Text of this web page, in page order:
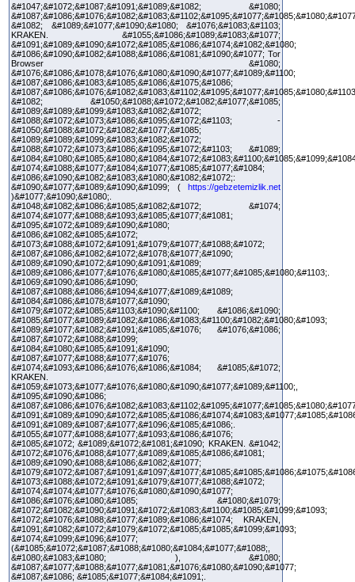
&#1047;&#1072;&#1087;&#1091;&#1089;&#1082; &#1080;
&#1082; &#1089;&#1077;&#1090;&#1080; &#1076;&#1083;&#1103;
KRAKEN. &#1055;&#1086;&#1089;&#1083;&#1077;
&#1091;&#1089;&#1090;&#1072;&#1085;&#1086;&#1074;&#1082;&#1080;
&#1086;&#1090;&#1082;&#1088;&#1086;&#1081;&#1090;&#1077; Tor
Browser &#1080;
&#1076;&#1086;&#1078;&#1076;&#1080;&#1090;&#1077;&#1089;&#1100;
&#1087;&#1086;&#1083;&#1085;&#1086;&#1075;&#1086;
&#1082; &#1050;&#1088;&#1072;&#1082;&#1077;&#1085;
&#1089;&#1089;&#1099;&#1083;&#1082;&#1072;
&#1088;&#1072;&#1073;&#1086;&#1095;&#1072;&#1103; -
&#1050;&#1088;&#1072;&#1082;&#1077;&#1085;
&#1089;&#1089;&#1099;&#1083;&#1082;&#1072;
&#1088;&#1072;&#1073;&#1086;&#1095;&#1072;&#1103; &#1089;
&#1074;&#1088;&#1077;&#1084;&#1077;&#1085;&#1077;&#1084;
&#1086;&#1090;&#1082;&#1083;&#1080;&#1082;&#1072;:
&#1090;&#1077;&#1089;&#1090;&#1099; ( https://gebzetemizlik.net
)&#1077;&#1090;&#1080;.
&#1048;&#1082;&#1086;&#1085;&#1082;&#1072; &#1074;
&#1074;&#1077;&#1088;&#1093;&#1085;&#1077;&#1081;
&#1095;&#1072;&#1089;&#1090;&#1080;
&#1086;&#1082;&#1085;&#1072;
&#1073;&#1088;&#1072;&#1091;&#1079;&#1077;&#1088;&#1072;
&#1087;&#1086;&#1082;&#1072;&#1078;&#1077;&#1090;
&#1089;&#1090;&#1072;&#1090;&#1091;&#1089;
&#1089;&#1086;&#1077;&#1076;&#1080;&#1085;&#1077;&#1085;&#1080;&#1103;.
&#1069;&#1090;&#1086;&#1090;
&#1087;&#1088;&#1086;&#1094;&#1077;&#1089;&#1089;
&#1084;&#1086;&#1078;&#1077;&#1090;
&#1079;&#1072;&#1085;&#1103;&#1090;&#1100; &#1086;&#1090;
&#1085;&#1077;&#1089;&#1082;&#1086;&#1083;&#1100;&#1082;&#1080;&#1093;
&#1089;&#1077;&#1082;&#1091;&#1085;&#1076; &#1076;&#1086;
&#1087;&#1072;&#1088;&#1099;
&#1084;&#1080;&#1085;&#1091;&#1090;
&#1087;&#1077;&#1088;&#1077;&#1076;
&#1074;&#1093;&#1086;&#1076;&#1086;&#1084; &#1085;&#1072;
KRAKEN.
&#1059;&#1073;&#1077;&#1076;&#1080;&#1090;&#1077;&#1089;&#1100;,
&#1095;&#1090;&#1086;
&#1091;&#1089;&#1087;&#1077;&#1096;&#1085;&#1086;.
&#1055;&#1077;&#1088;&#1077;&#1093;&#1086;&#1076;
&#1085;&#1072; &#1089;&#1072;&#1081;&#1090; KRAKEN. &#1042;
&#1072;&#1076;&#1088;&#1077;&#1089;&#1085;&#1086;&#1081;
&#1089;&#1090;&#1088;&#1086;&#1082;&#1077;
&#1073;&#1088;&#1072;&#1091;&#1079;&#1077;&#1088;&#1072;
&#1074;&#1074;&#1077;&#1076;&#1080;&#1090;&#1077;
&#1086;&#1076;&#1080;&#1085; &#1080;&#1079;
&#1072;&#1082;&#1090;&#1091;&#1072;&#1083;&#1100;&#1085;&#1099;&#1093;
&#1072;&#1076;&#1088;&#1077;&#1089;&#1086;&#1074; KRAKEN,
&#1091;&#1082;&#1072;&#1079;&#1072;&#1085;&#1085;&#1099;&#1093;
&#1074;&#1099;&#1096;&#1077;
(&#1085;&#1072;&#1087;&#1088;&#1080;&#1084;&#1077;&#1088;,
&#1080;&#1083;&#1080; ), &#1080;
&#1087;&#1077;&#1088;&#1077;&#1081;&#1076;&#1080;&#1090;&#1077;
&#1087;&#1086; &#1085;&#1077;&#1084;&#1091;.